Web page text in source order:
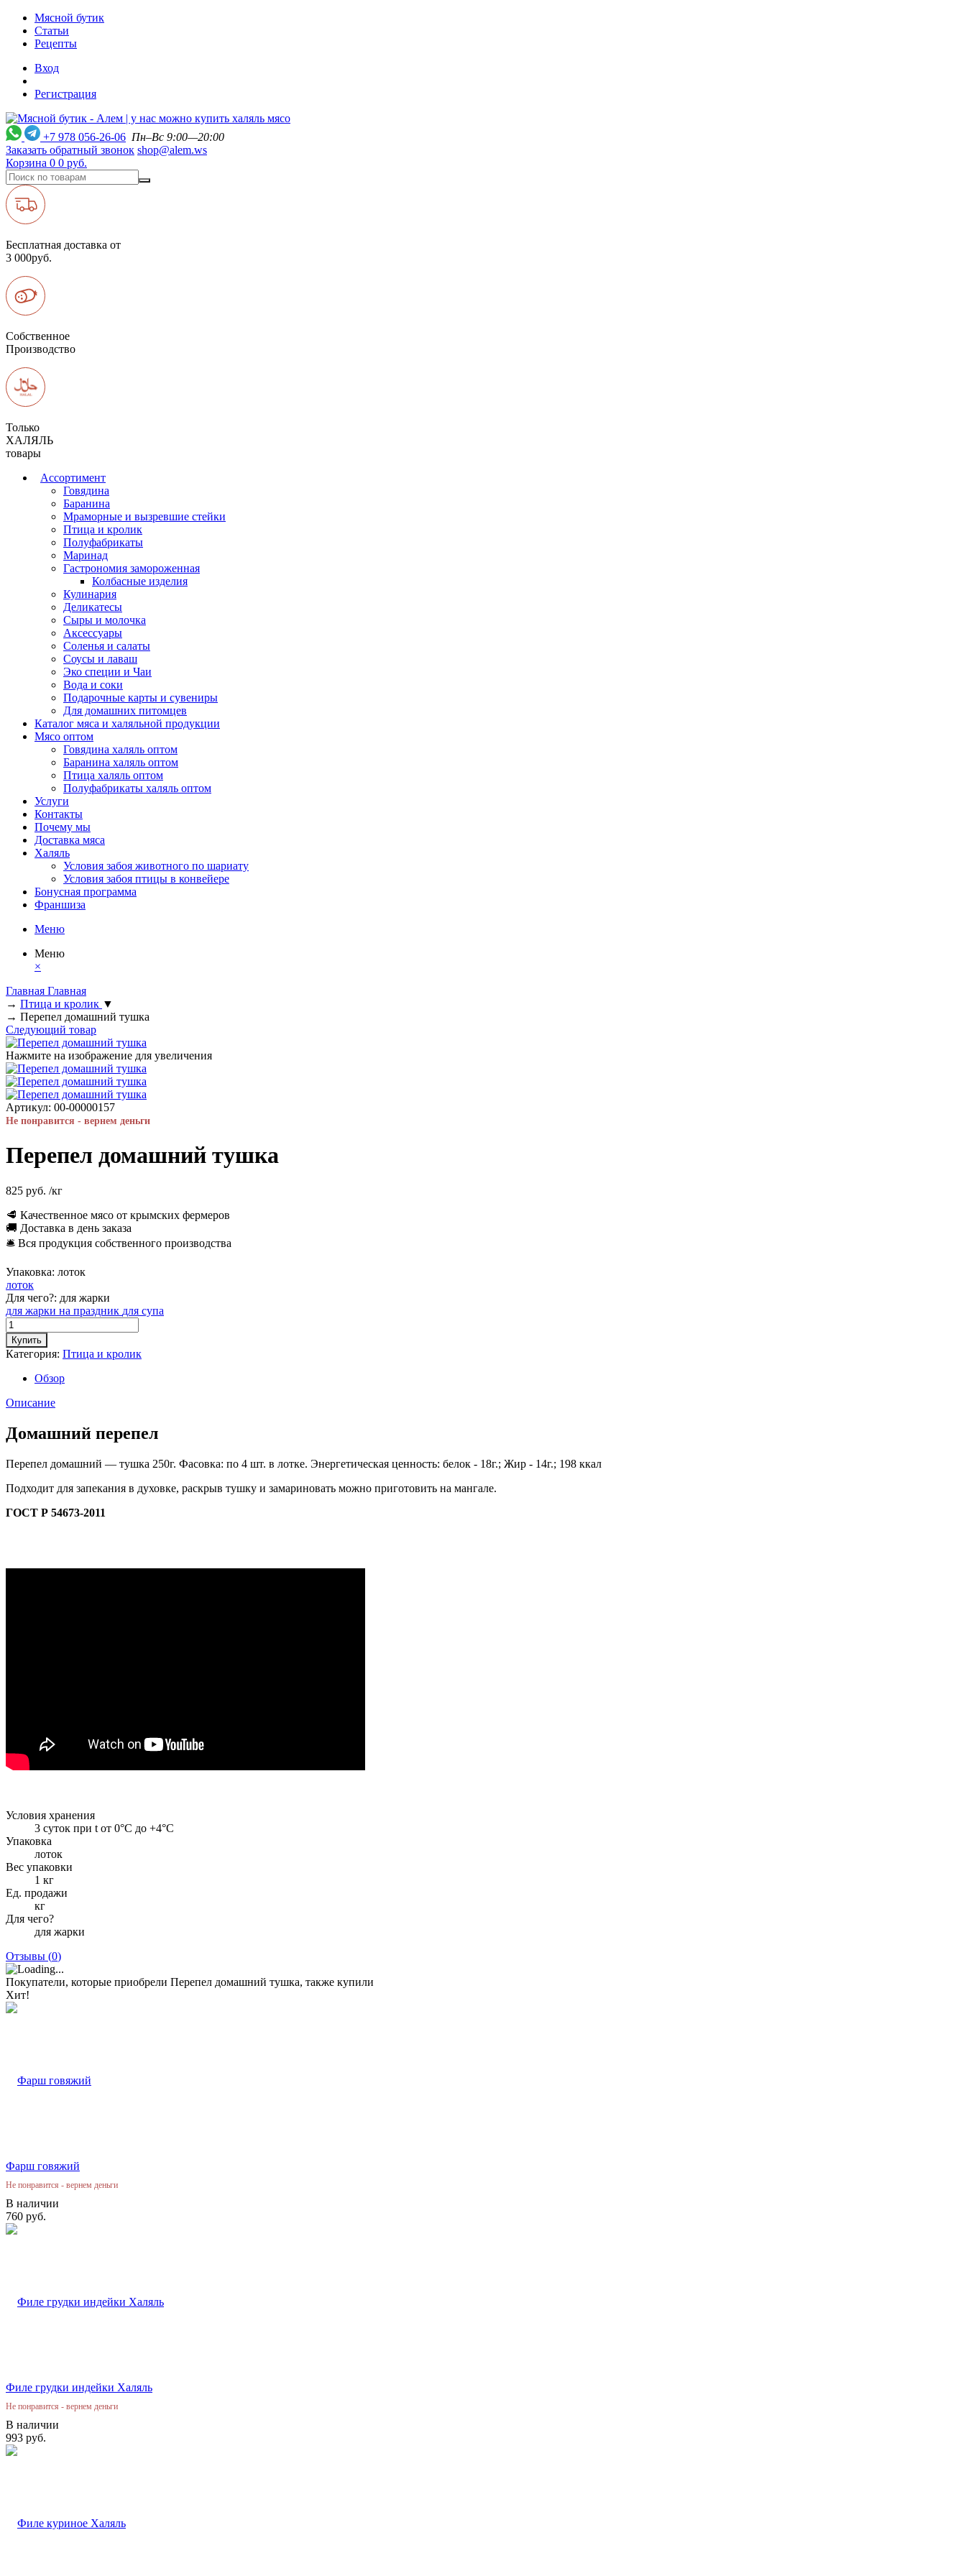
Мясной бутик
Статьи
Рецепты
Вход
Регистрация
+7 978 056-26-06 Пн–Вс 9:00—20:00
Заказать обратный звонок shop@alem.ws
Корзина 0 0 руб.
Бесплатная доставка от
3 000руб.
Собственное
Производство
Только
ХАЛЯЛЬ
товары
Ассортимент
Говядина
Баранина
Мраморные и вызревшие стейки
Птица и кролик
Полуфабрикаты
Маринад
Гастрономия замороженная
Колбасные изделия
Кулинария
Деликатесы
Сыры и молочка
Аксессуары
Соленья и салаты
Соусы и лаваш
Эко специи и Чаи
Вода и соки
Подарочные карты и сувениры
Для домашних питомцев
Каталог мяса и халяльной продукции
Мясо оптом
Говядина халяль оптом
Баранина халяль оптом
Птица халяль оптом
Полуфабрикаты халяль оптом
Услуги
Контакты
Почему мы
Доставка мяса
Халяль
Условия забоя животного по шариату
Условия забоя птицы в конвейере
Бонусная программа
Франшиза
Меню
Меню
×
Главная Главная
→ Птица и кролик ▼
→ Перепел домашний тушка
Следующий товар
Нажмите на изображение для увеличения
Артикул: 00-00000157
Не понравится - вернем деньги
Перепел домашний тушка
825 руб. /кг
🥩 Качественное мясо от крымских фермеров
🚚 Доставка в день заказа
🛎 Вся продукция собственного производства
Упаковка: лоток
лоток
Для чего?: для жарки
для жарки на праздник для супа
Купить
Категория: Птица и кролик
Обзор
Описание
Домашний перепел
Перепел домашний — тушка 250г. Фасовка: по 4 шт. в лотке. Энергетическая ценность: белок - 18г.; Жир - 14г.; 198 ккал
Подходит для запекания в духовке, раскрыв тушку и замариновать можно приготовить на мангале.
ГОСТ Р 54673-2011
Условия хранения
3 суток при t от 0°С до +4°С
Упаковка
лоток
Вес упаковки
1 кг
Ед. продажи
кг
Для чего?
для жарки
Отзывы (0)
Покупатели, которые приобрели Перепел домашний тушка, также купили
Хит!
Фарш говяжий
Не понравится - вернем деньги
В наличии
760 руб.
Филе грудки индейки Халяль
Не понравится - вернем деньги
В наличии
993 руб.